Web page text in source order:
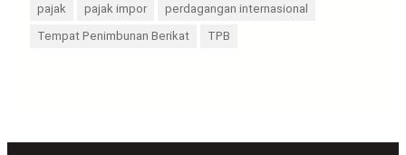
pajak
pajak impor
perdagangan internasional
Tempat Penimbunan Berikat
TPB